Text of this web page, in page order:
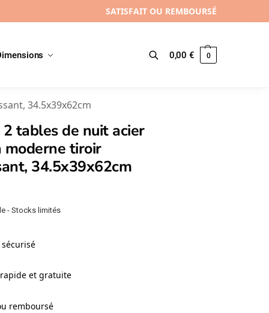
SATISFAIT OU REMBOURSÉ
Recherche 0,00€ 0
34.5x39x62cm
tables de nuit acier
moderne tiroir
34.5x39x62cm
- Stocks limités
et gratuite
remboursé